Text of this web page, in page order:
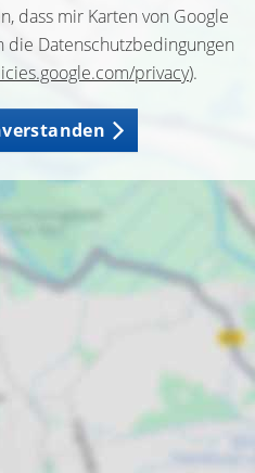
dass mir Karten von Google
die Datenschutzbedingungen
privacy).